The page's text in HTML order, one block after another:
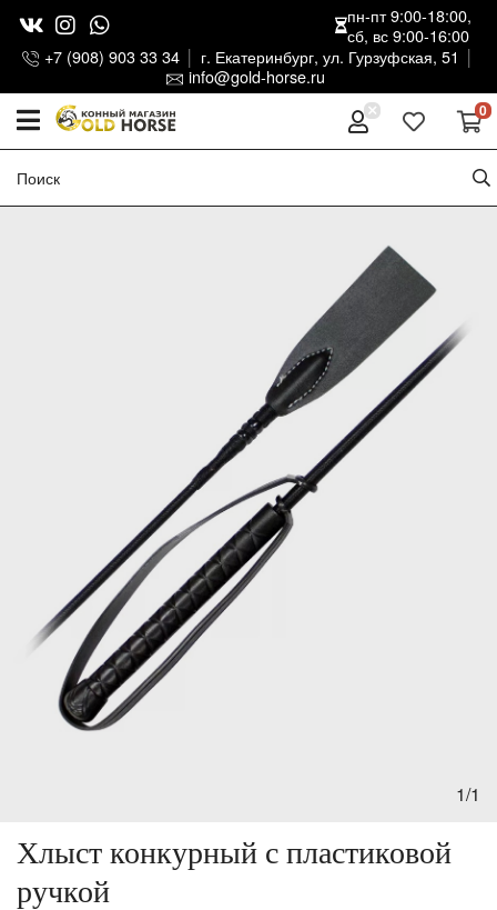
+7 (908) 903 33 34
г. Екатеринбург, ул. Гурзуфская, 51
info@gold-horse.ru
пн-пт 9:00-18:00,
сб, вс 9:00-16:00
0
1/1
Хлыст конкурный с пластиковой
ручкой